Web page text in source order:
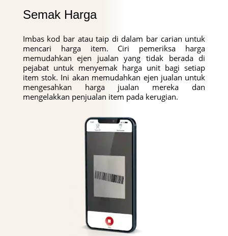
Semak Harga
Imbas kod bar atau taip di dalam bar carian untuk
mencari harga item. Ciri pemeriksa harga
memudahkan ejen jualan yang tidak berada di
pejabat untuk menyemak harga unit bagi setiap
item stok. Ini akan memudahkan ejen jualan untuk
mengesahkan harga jualan mereka dan
mengelakkan penjualan item pada kerugian.